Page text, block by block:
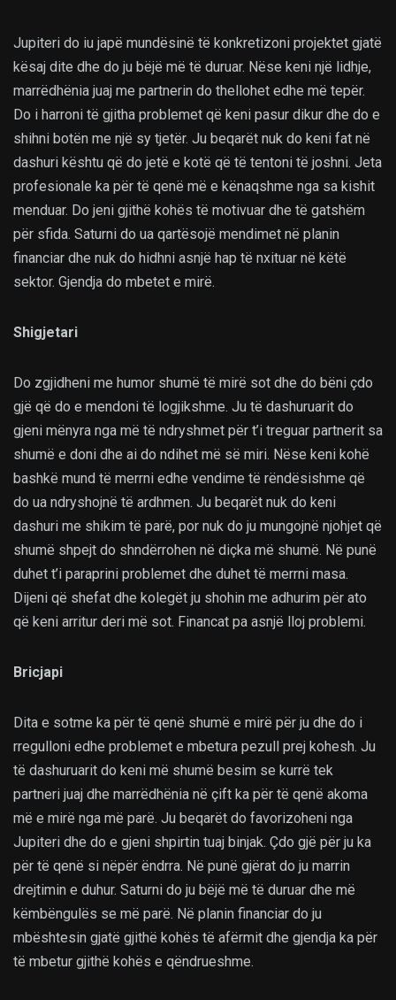
Jupiteri do iu japë mundësinë të konkretizoni projektet gjatë
kësaj dite dhe do ju bëjë më të duruar. Nëse keni një lidhje,
marrëdhënia juaj me partnerin do thellohet edhe më tepër.
Do i harroni të gjitha problemet që keni pasur dikur dhe do e
shihni botën me një sy tjetër. Ju beqarët nuk do keni fat në
dashuri kështu që do jetë e kotë që të tentoni të joshni. Jeta
profesionale ka për të qenë më e kënaqshme nga sa kishit
menduar. Do jeni gjithë kohës të motivuar dhe të gatshëm
për sfida. Saturni do ua qartësojë mendimet në planin
financiar dhe nuk do hidhni asnjë hap të nxituar në këtë
sektor. Gjendja do mbetet e mirë.
Shigjetari
Do zgjidheni me humor shumë të mirë sot dhe do bëni çdo
gjë që do e mendoni të logjikshme. Ju të dashuruarit do
gjeni mënyra nga më të ndryshmet për t’i treguar partnerit sa
shumë e doni dhe ai do ndihet më së miri. Nëse keni kohë
bashkë mund të merrni edhe vendime të rëndësishme që
do ua ndryshojnë të ardhmen. Ju beqarët nuk do keni
dashuri me shikim të parë, por nuk do ju mungojnë njohjet që
shumë shpejt do shndërrohen në diçka më shumë. Në punë
duhet t’i paraprini problemet dhe duhet të merrni masa.
Dijeni që shefat dhe kolegët ju shohin me adhurim për ato
që keni arritur deri më sot. Financat pa asnjë lloj problemi.
Bricjapi
Dita e sotme ka për të qenë shumë e mirë për ju dhe do i
rregulloni edhe problemet e mbetura pezull prej kohesh. Ju
të dashuruarit do keni më shumë besim se kurrë tek
partneri juaj dhe marrëdhënia në çift ka për të qenë akoma
më e mirë nga më parë. Ju beqarët do favorizoheni nga
Jupiteri dhe do e gjeni shpirtin tuaj binjak. Çdo gjë për ju ka
për të qenë si nëpër ëndrra. Në punë gjërat do ju marrin
drejtimin e duhur. Saturni do ju bëjë më të duruar dhe më
këmbëngulës se më parë. Në planin financiar do ju
mbështesin gjatë gjithë kohës të afërmit dhe gjendja ka për
të mbetur gjithë kohës e qëndrueshme.